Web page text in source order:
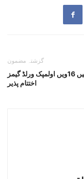
گزشتہ مضمون
برلن میں 16ویں اولمپک ورلڈ گیمز
اختتام پذیر